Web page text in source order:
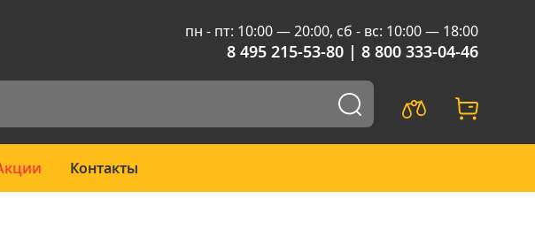
пн - пт: 10:00 — 20:00, сб - вс: 10:00 — 18:00
8 495 215-53-80 | 8 800 333-04-46
Контакты